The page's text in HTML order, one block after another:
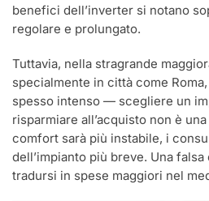
benefici dell’inverter si notano
regolare e prolungato.
Tuttavia, nella stragrande
specialmente in città come
spesso intenso — scegliere un
risparmiare all’acquisto non è
comfort sarà più instabile, i
dell’impianto più breve. Una
tradursi in spese maggiori nel